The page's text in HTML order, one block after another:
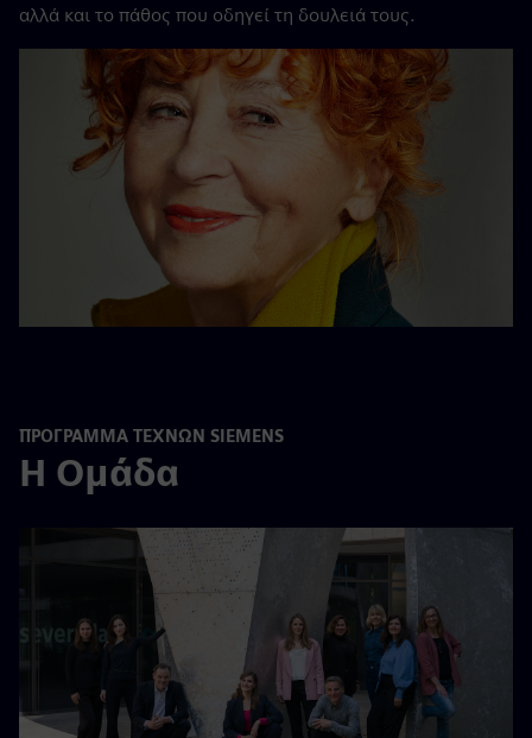
αλλά και το πάθος που οδηγεί τη δουλειά τους.
ΠΡΌΓΡΑΜΜΑ ΤΕΧΝΏΝ SIEMENS
Η Ομάδα